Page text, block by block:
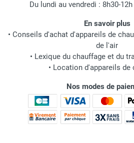
Du lundi au vendredi : 8h30-
En savoir plus
• Conseils d'achat d'appareils de
de l'air
• Lexique du chauffage et du
• Location d'appareils de
Nos modes de